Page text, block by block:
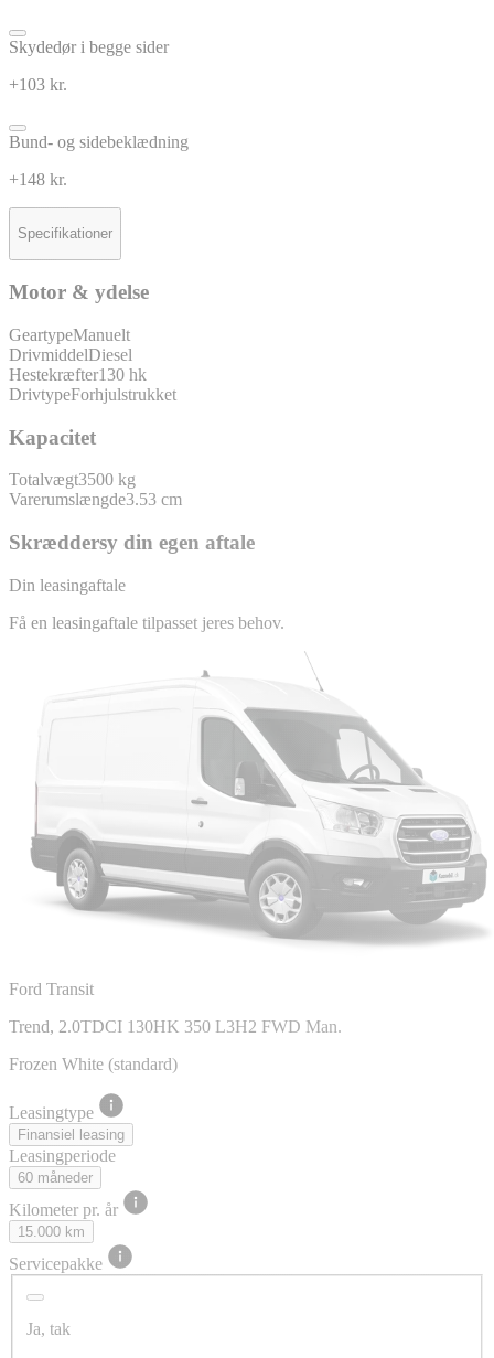
Skydedør i begge sider
+103 kr.
Bund- og sidebeklædning
+148 kr.
Specifikationer
Motor & ydelse
GeartypeManuelt
DrivmiddelDiesel
Hestekræfter130 hk
DrivtypeForhjulstrukket
Kapacitet
Totalvægt3500 kg
Varerumslængde3.53 cm
Skræddersy din egen aftale
Din leasingaftale
Få en leasingaftale tilpasset jeres behov.
Ford Transit
Trend, 2.0TDCI 130HK 350 L3H2 FWD Man.
Frozen White (standard)
Leasingtype
Finansiel leasing
Leasingperiode
60 måneder
Kilometer pr. år
15.000 km
Servicepakke
Ja, tak